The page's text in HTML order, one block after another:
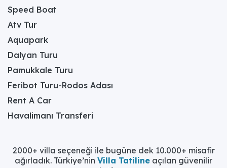
Speed Boat
Atv Tur
Aquapark
Dalyan Turu
Pamukkale Turu
Feribot Turu-Rodos Adası
Rent A Car
Havalimanı Transferi
2000+ villa seçeneği ile bugüne dek 10.000+ misafir
ağırladık. Türkiye’nin Villa Tatiline açılan güvenilir